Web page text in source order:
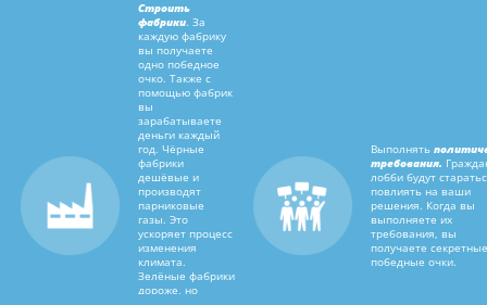
Строить
фабрики. За
каждую фабрику
вы получаете
одно победное
очко. Также с
помощью фабрик
вы
зарабатываете
деньги каждый
год. Чёрные
фабрики
дешёвые и
производят
парниковые
газы. Это
ускоряет процесс
изменения
климата.
Зелёные фабрики
дороже, но
Выполнять
требования.
лобби будут
повлиять на ваши
решения. Когда вы
выполняете их
требования, вы
получаете секретные
победные очки.